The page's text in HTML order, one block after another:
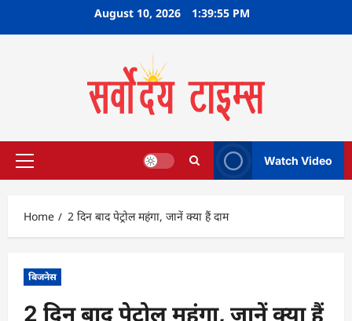
August 10, 2026 1:39:56 PM
Primary
Watch Video
Home 2 दिन बाद पेट्रोल महंगा, जानें क्‍या हैं दाम
बिजनेस
2 दिन बाद पेट्रोल महंगा, जानें क्‍या हैं